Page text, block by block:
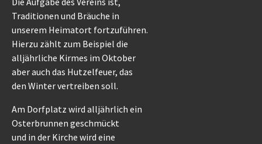
Traditionen und Bräuche in
unserem Heimatort fortzuführen.
Hierzu zählt zum Beispiel die
alljährliche Kirmes im Oktober
aber auch das Hutzelfeuer, das
den Winter vertreiben soll.
Am Dorfplatz wird alljährlich ein
Osterbrunnen geschmückt
und in der Kirche wird eine